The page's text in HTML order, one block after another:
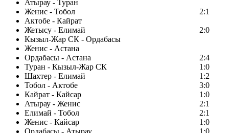
Атырау - Туран
Женис - Тобол
2:1
Актобе - Кайрат
Жетысу - Елимай
2:0
Кызыл-Жар СК - Ордабасы
Женис - Астана
Ордабасы - Астана
2:4
Туран - Кызыл-Жар СК
1:0
Шахтер - Елимай
1:2
Тобол - Актобе
3:0
Кайрат - Кайсар
1:0
Атырау - Женис
2:1
Елимай - Тобол
2:1
Женис - Кайсар
1:0